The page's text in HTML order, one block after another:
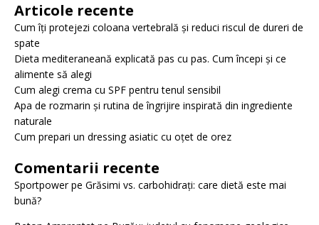
Articole recente
Cum îți protejezi coloana vertebrală și reduci riscul de dureri de
spate
Dieta mediteraneană explicată pas cu pas. Cum începi și ce
alimente să alegi
Cum alegi crema cu SPF pentru tenul sensibil
Apa de rozmarin și rutina de îngrijire inspirată din ingrediente
naturale
Cum prepari un dressing asiatic cu oțet de orez
Comentarii recente
Sportpowerpe Grăsimi vs. carbohidrați: care dietă este mai
bună?